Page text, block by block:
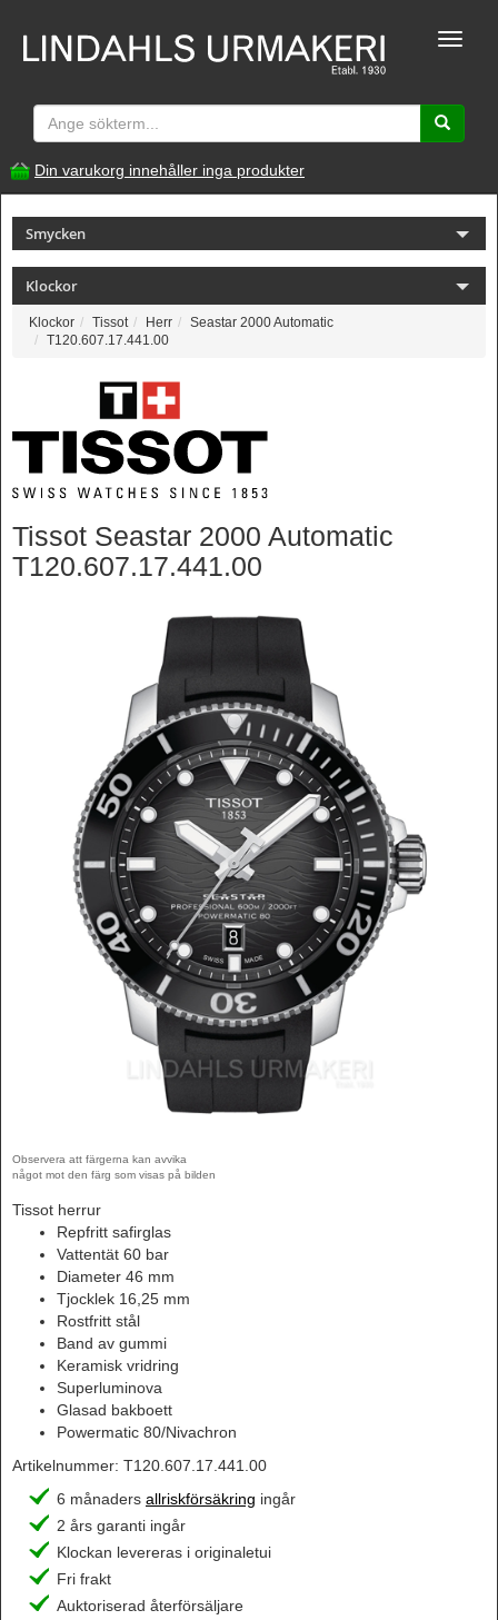
Toggle
Din varukorg innehåller inga produkter
Smycken
Klockor
Klockor Tissot Herr
Seastar 2000 Automatic
T120.607.17.441.00
Tissot Seastar 2000 Automatic
T120.607.17.441.00
Observera att färgerna kan avvika
något mot den färg som visas på bilden
Tissot herrur
Repfritt safirglas
Vattentät 60 bar
Diameter 46 mm
Tjocklek 16,25 mm
Rostfritt stål
Band av gummi
Keramisk vridring
Superluminova
Glasad bakboett
Powermatic 80/Nivachron
Artikelnummer: T120.607.17.441.00
6 månaders allriskförsäkring ingår
2 års garanti ingår
Klockan levereras i originaletui
Fri frakt
Auktoriserad återförsäljare